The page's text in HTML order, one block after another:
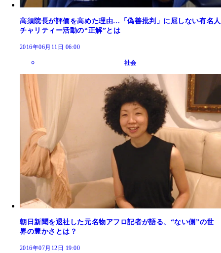
高須院長が評価を高めた理由…「偽善批判」に屈しない有名人
チャリティー活動の“正解”とは
2016年06月11日 06:00
社会
朝日新聞を退社した元名物アフロ記者が語る、“ない側”の世
界の豊かさとは？
2016年07月12日 19:00